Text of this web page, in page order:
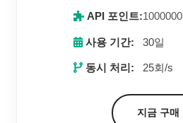
API 포인트:1000000
사용 기간: 30일
동시 처리: 25회/s
지금 구매